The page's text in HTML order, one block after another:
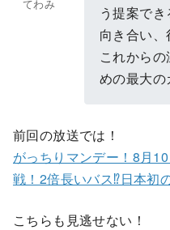
てわみ
う提案で
向き合い、
これから
めの最大の
前回の放送では！
がっちりマンデー！8月
戦！2倍長いバス⁉日本初
こちらも見逃せない！